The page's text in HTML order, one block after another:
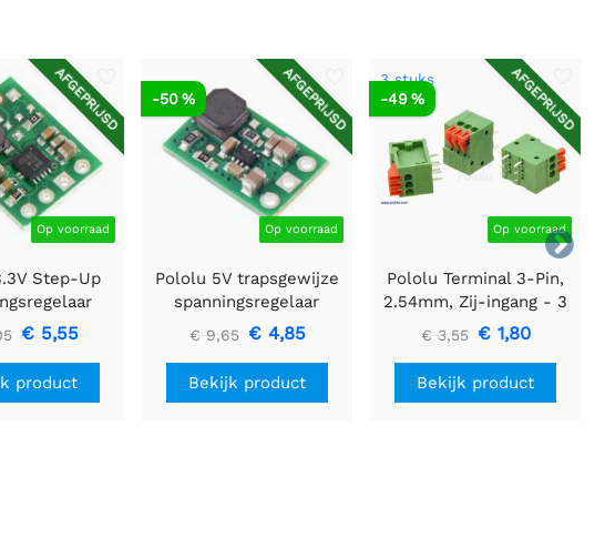

AFGEPRIJSD
Op voorraad
Step-Up
€ 5,55
product
AFGEPRIJSD
Op voorraad
-50 %
Pololu 5V trapsgewijze
spanningsregelaar
U3V16F5
€ 9,65 € 4,85
Bekijk product
AFGEPRIJSD
3 stuks
Op voorraad
-49 %
Pololu Terminal 3-Pin,
2.54mm, Zij-ingang - 3
stuks
€ 3,55 € 1,80
Bekijk product